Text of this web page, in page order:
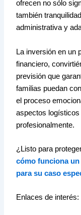
ofrecen no sólo
también
administrativa y
La inversión en un
financiero,
previsión que
familias puedan
el proceso
aspectos
profesionalmente.
¿Listo para
cómo funciona
para su caso
Enlaces de interés: